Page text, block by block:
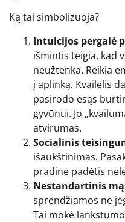
Ką tai simbolizuoja?
Intuicijos pergalė
išmintis teigia, kad
neužtenka. Reikia
į aplinką. Kvailelis
pasirodo esąs
gyvūnui. Jo
atvirumas.
Socialinis
išaukštinimas.
pradinė padėtis
Nestandartinis
sprendžiamos ne
Tai mokė